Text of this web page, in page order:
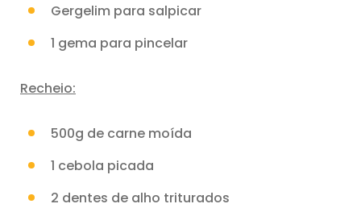
Gergelim para salpicar
1 gema para pincelar
Recheio:
500g de carne moída
1 cebola picada
2 dentes de alho triturados